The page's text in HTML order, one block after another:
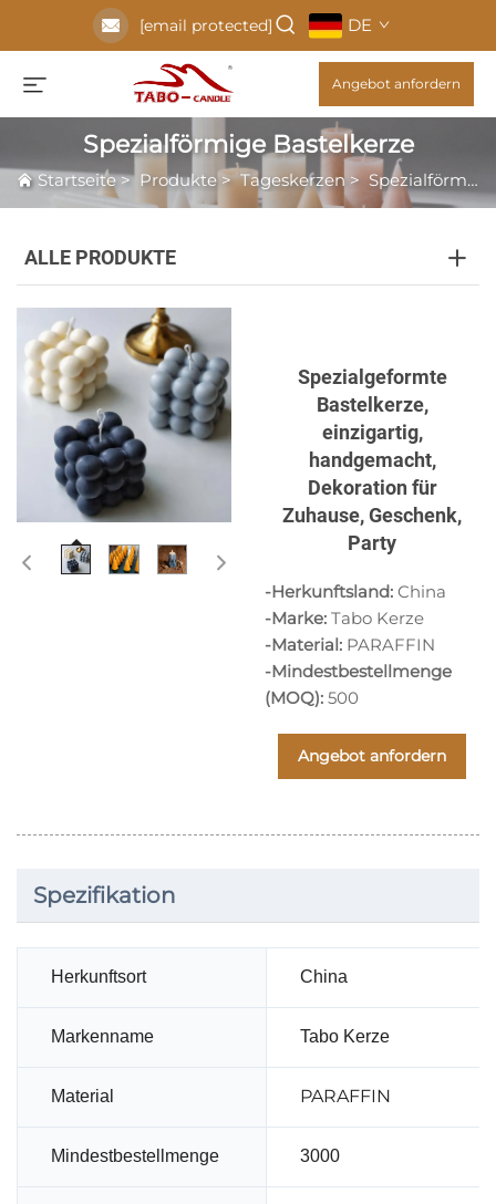
[email protected] DE
Angebot anfordern
Spezialförmige Bastelkerze
Startseite> Produkte >Tageskerzen > Spezialförmige Bastelkerze
ALLE PRODUKTE
Spezialgeformte
Bastelkerze,
einzigartig,
handgemacht,
Dekoration für
Zuhause, Geschenk,
Party
-Herkunftsland: China
-Marke: Tabo Kerze
-Material: PARAFFIN
-Mindestbestellmenge
(MOQ): 500
Angebot anfordern
Spezifikation
Herkunftsort China
Markenname Tabo Kerze
Material PARAFFIN
Mindestbestellmenge 3000